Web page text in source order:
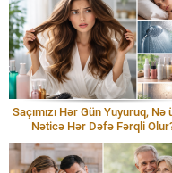
Saçımızı Hər Gün Yuyuruq, Nə
Nəticə Hər Dəfə Fərqli